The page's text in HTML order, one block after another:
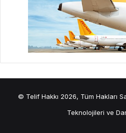
© Telif Hakkı 2026, Tüm Hakları
Teknolojileri ve